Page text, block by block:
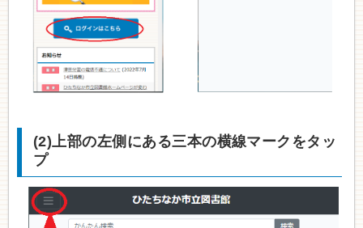
(2)上部の左側にある三本の横線マークをタッ
プ